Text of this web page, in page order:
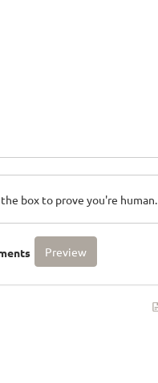
box to prove you're human.